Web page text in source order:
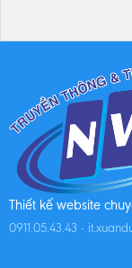
Thiết kế website
0911.05.43.43 -